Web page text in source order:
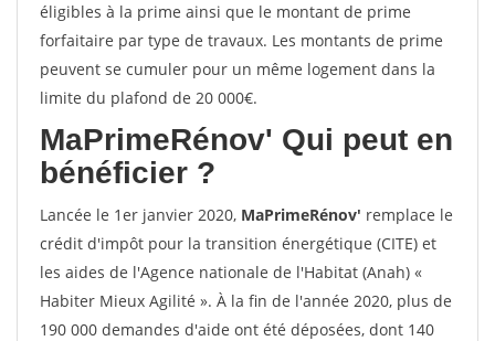
éligibles à la prime ainsi que le montant de prime
forfaitaire par type de travaux. Les montants de prime
peuvent se cumuler pour un même logement dans la
limite du plafond de 20 000€.
MaPrimeRénov' Qui peut en
bénéficier ?
Lancée le 1er janvier 2020, MaPrimeRénov' remplace le
crédit d'impôt pour la transition énergétique (CITE) et
les aides de l'Agence nationale de l'Habitat (Anah) «
Habiter Mieux Agilité ». À la fin de l'année 2020, plus de
190 000 demandes d'aide ont été déposées, dont 140